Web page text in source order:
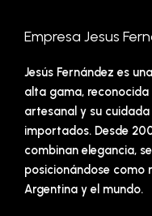
Empresa Jesus
Jesús Fernández es
alta gama,
artesanal y su
importados. Desde
combinan elegancia,
posicionándose como
Argentina y el mundo.